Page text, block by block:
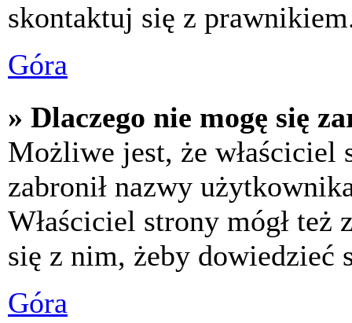
skontaktuj się z
Góra
» Dlaczego nie mogę się
Możliwe jest, że właściciel
zabronił nazwy
Właściciel strony mógł
się z nim, żeby dowiedzieć
Góra